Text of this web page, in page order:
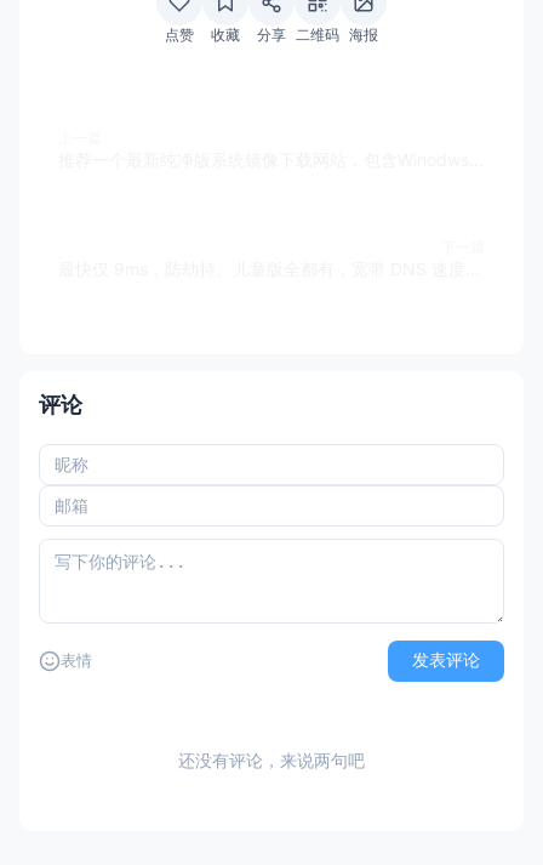
点赞 收藏 分享 二维码 海报
评论
表情 发表评论
还没有评论，来说两句吧